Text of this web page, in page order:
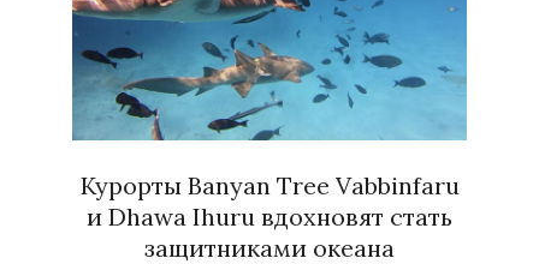
Курорты Banyan Tree Vabbinfaru
и Dhawa Ihuru вдохновят стать
защитниками океана